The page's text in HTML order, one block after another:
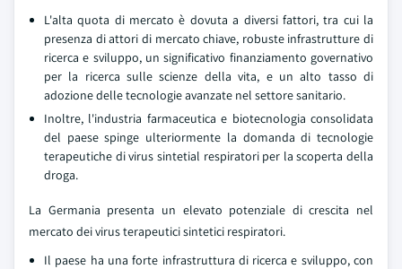
L'alta quota di mercato è dovuta a diversi fattori, tra cui la
presenza di attori di mercato chiave, robuste infrastrutture di
ricerca e sviluppo, un significativo finanziamento governativo
per la ricerca sulle scienze della vita, e un alto tasso di
adozione delle tecnologie avanzate nel settore sanitario.
Inoltre, l'industria farmaceutica e biotecnologia consolidata
del paese spinge ulteriormente la domanda di tecnologie
terapeutiche di virus sintetial respiratori per la scoperta della
droga.
La Germania presenta un elevato potenziale di crescita nel
mercato dei virus terapeutici sintetici respiratori.
Il paese ha una forte infrastruttura di ricerca e sviluppo, con